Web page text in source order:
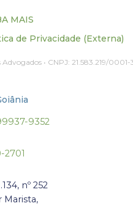
MAIS
de Privacidade (Externa)
• CNPJ: 21.583.219/0001-
9352
nº 252
Marista,